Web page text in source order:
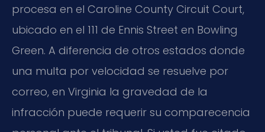
procesa en el Caroline County Circuit Court,
ubicado en el 111 de Ennis Street en Bowling
Green. A diferencia de otros estados donde
una multa por velocidad se resuelve por
correo, en Virginia la gravedad de la
infracción puede requerir su comparecencia